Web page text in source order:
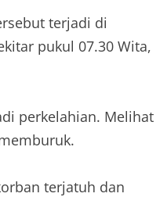
terjadi di
pukul 07.30 Wita,
perkelahian. Melihat
terjatuh dan